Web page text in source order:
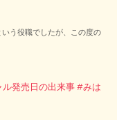
う役職でしたが、この度の
発売日の出来事 #みは